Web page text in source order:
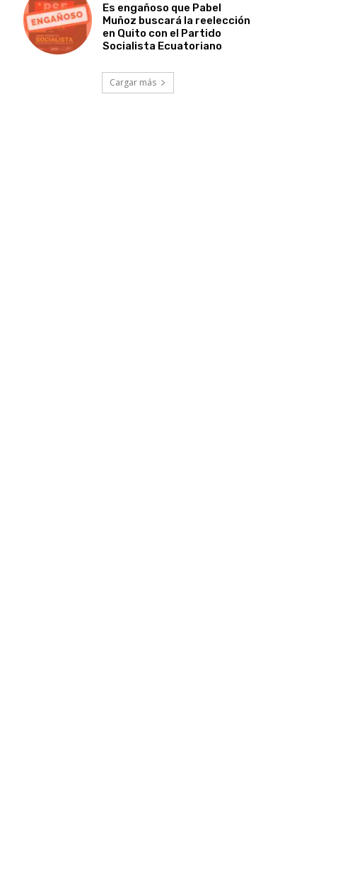
Es engañoso que Pabel
Muñoz buscará la reelección
en Quito con el Partido
Socialista Ecuatoriano
Cargar más